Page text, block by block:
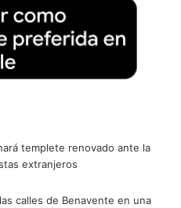
templete renovado ante la
extranjeros
calles de Benavente en una